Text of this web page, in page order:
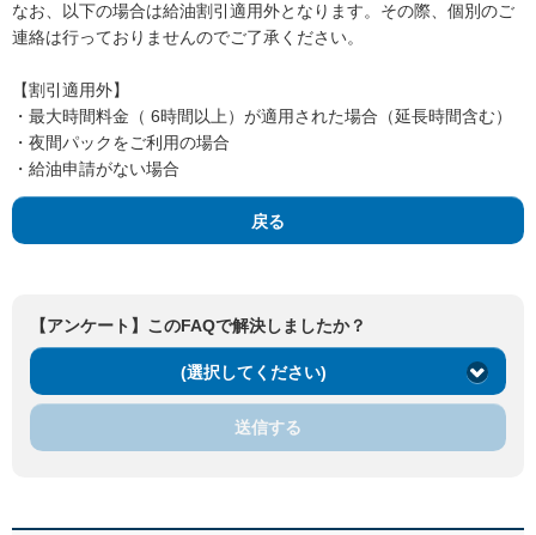
なお、以下の場合は給油割引適用外となります。その際、個別のご
連絡は行っておりませんのでご了承ください。
【割引適用外】
・最大時間料金（ 6時間以上）が適用された場合（延長時間含む）
・夜間パックをご利用の場合
・給油申請がない場合
戻る
【アンケート】このFAQで解決しましたか？
(選択してください)
送信する